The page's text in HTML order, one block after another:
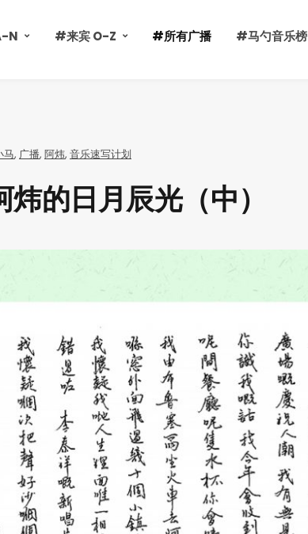
N #来宾 O-Z #所有广播 #马勺音乐榜
马, 广播, 阿炜, 音乐速写计划
的日月辰光（中）